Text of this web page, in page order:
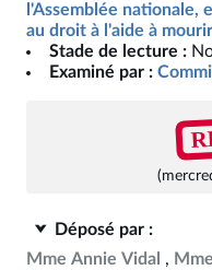
l'Assemblée nationale,
au droit à l'aide à
Stade de lecture :
Examiné par :
Déposé par :
Mme Annie Vidal